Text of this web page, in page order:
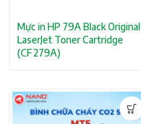
Mực in HP 79A Black Original
LaserJet Toner Cartridge
(CF279A)